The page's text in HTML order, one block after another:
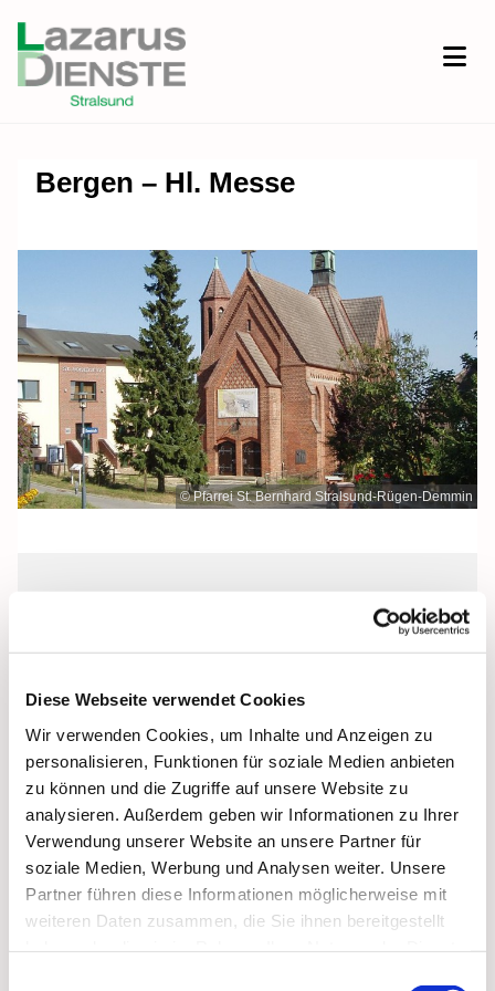
Diese Webseite verwendet Cookies
Wir verwenden Cookies, um Inhalte und Anzeigen zu
personalisieren, Funktionen für soziale Medien anbieten
zu können und die Zugriffe auf unsere Website zu
analysieren. Außerdem geben wir Informationen zu Ihrer
Verwendung unserer Website an unsere Partner für
soziale Medien, Werbung und Analysen weiter. Unsere
Partner führen diese Informationen möglicherweise mit
weiteren Daten zusammen, die Sie ihnen bereitgestellt
Bergen – Hl. Messe
© Pfarrei St. Bernhard Stralsund-Rügen-Demmin
Mittwoch, 17. November 2027, 09:00
Uhr
St. Bonifatius, Bergen, Clementstraße
1, 18528 Bergen auf Rügen